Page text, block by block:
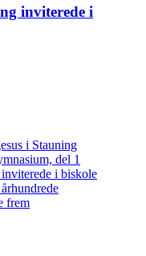
inviterede i
i Stauning
del 1
i biskole
frem